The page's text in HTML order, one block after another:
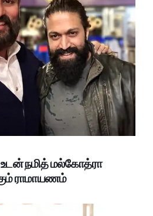
நமித் மல்கோத்ரா
ராமாயணம்